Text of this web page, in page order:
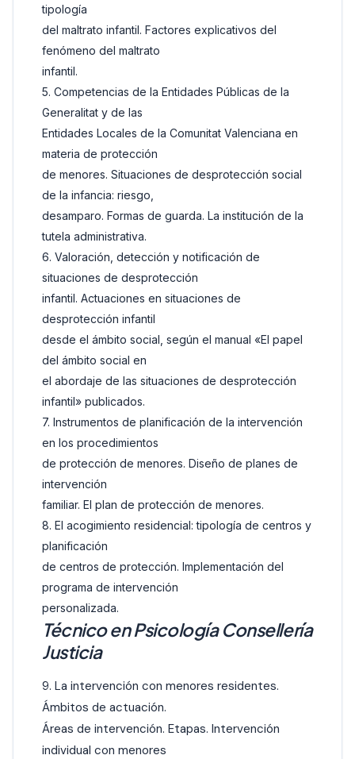
tipología
del maltrato infantil. Factores explicativos del
fenómeno del maltrato
infantil.
5. Competencias de la Entidades Públicas de la
Generalitat y de las
Entidades Locales de la Comunitat Valenciana en
materia de protección
de menores. Situaciones de desprotección social
de la infancia: riesgo,
desamparo. Formas de guarda. La institución de la
tutela administrativa.
6. Valoración, detección y notificación de
situaciones de desprotección
infantil. Actuaciones en situaciones de
desprotección infantil
desde el ámbito social, según el manual «El papel
del ámbito social en
el abordaje de las situaciones de desprotección
infantil» publicados.
7. Instrumentos de planificación de la intervención
en los procedimientos
de protección de menores. Diseño de planes de
intervención
familiar. El plan de protección de menores.
8. El acogimiento residencial: tipología de centros y
planificación
de centros de protección. Implementación del
programa de intervención
personalizada.
Técnico en Psicología Consellería
Justicia
9. La intervención con menores residentes.
Ámbitos de actuación.
Áreas de intervención. Etapas. Intervención
individual con menores